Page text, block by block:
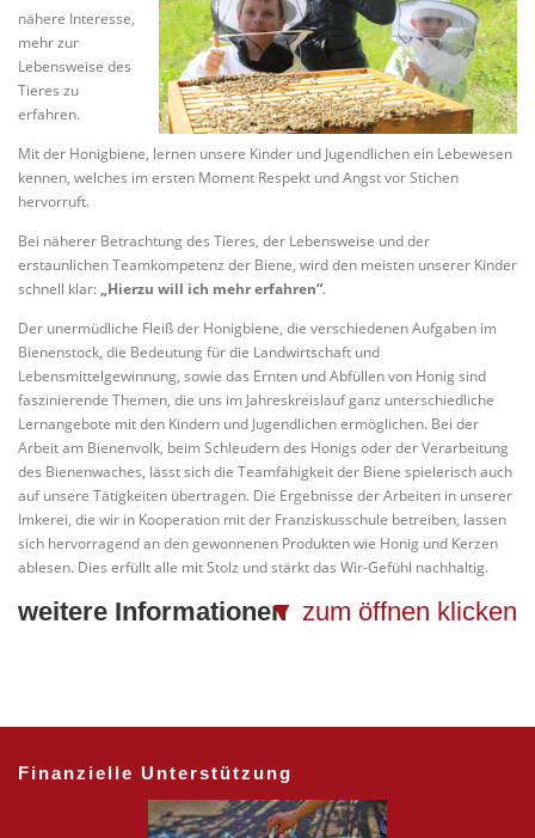
nähere Interesse,
mehr zur
Lebensweise des
Tieres zu
erfahren.
Mit der Honigbiene, lernen unsere Kinder und Jugendlichen ein Lebewesen
kennen, welches im ersten Moment Respekt und Angst vor Stichen
hervorruft.
Bei näherer Betrachtung des Tieres, der Lebensweise und der
erstaunlichen Teamkompetenz der Biene, wird den meisten unserer Kinder
schnell klar: „Hierzu will ich mehr erfahren“.
Der unermüdliche Fleiß der Honigbiene, die verschiedenen Aufgaben im
Bienenstock, die Bedeutung für die Landwirtschaft und
Lebensmittelgewinnung, sowie das Ernten und Abfüllen von Honig sind
faszinierende Themen, die uns im Jahreskreislauf ganz unterschiedliche
Lernangebote mit den Kindern und Jugendlichen ermöglichen. Bei der
Arbeit am Bienenvolk, beim Schleudern des Honigs oder der Verarbeitung
des Bienenwaches, lässt sich die Teamfähigkeit der Biene spielerisch auch
auf unsere Tätigkeiten übertragen. Die Ergebnisse der Arbeiten in unserer
Imkerei, die wir in Kooperation mit der Franziskusschule betreiben, lassen
sich hervorragend an den gewonnenen Produkten wie Honig und Kerzen
ablesen. Dies erfüllt alle mit Stolz und stärkt das Wir-Gefühl nachhaltig.
weitere Informationen
Finanzielle Unterstützung